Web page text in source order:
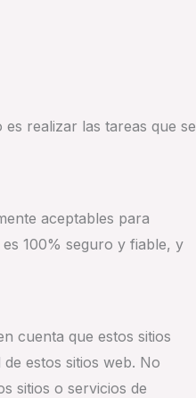
realizar las tareas que se
aceptables para
100% seguro y fiable, y
cuenta que estos sitios
estos sitios web. No
sitios o servicios de